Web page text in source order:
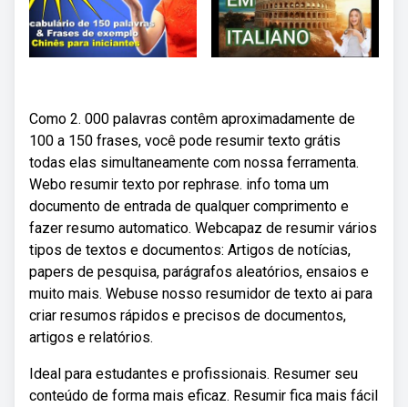
Como 2. 000 palavras contêm aproximadamente de
100 a 150 frases, você pode resumir texto grátis
todas elas simultaneamente com nossa ferramenta.
Webo resumir texto por rephrase. info toma um
documento de entrada de qualquer comprimento e
fazer resumo automatico. Webcapaz de resumir vários
tipos de textos e documentos: Artigos de notícias,
papers de pesquisa, parágrafos aleatórios, ensaios e
muito mais. Webuse nosso resumidor de texto ai para
criar resumos rápidos e precisos de documentos,
artigos e relatórios.
Ideal para estudantes e profissionais. Resumer seu
conteúdo de forma mais eficaz. Resumir fica mais fácil